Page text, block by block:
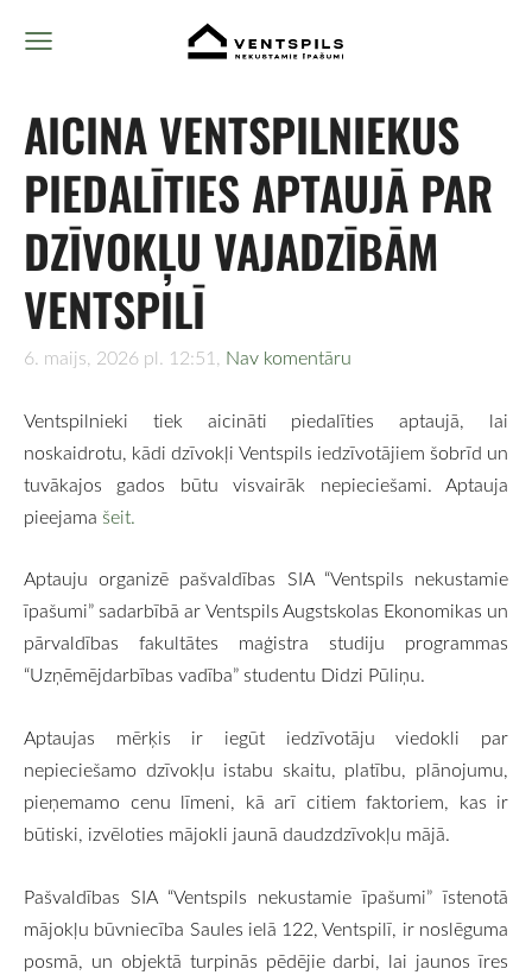
AICINA VENTSPILNIEKUS
PIEDALĪTIES APTAUJĀ PAR
DZĪVOKĻU VAJADZĪBĀM
VENTSPILĪ
6. maijs, 2026 pl. 12:51, Nav komentāru
Ventspilnieki tiek aicināti piedalīties aptaujā, lai
noskaidrotu, kādi dzīvokļi Ventspils iedzīvotājiem šobrīd un
tuvākajos gados būtu visvairāk nepieciešami. Aptauja
pieejama šeit.
Aptauju organizē pašvaldības SIA “Ventspils nekustamie
īpašumi” sadarbībā ar Ventspils Augstskolas Ekonomikas un
pārvaldības fakultātes maģistra studiju programmas
“Uzņēmējdarbības vadība” studentu Didzi Pūliņu.
Aptaujas mērķis ir iegūt iedzīvotāju viedokli par
nepieciešamo dzīvokļu istabu skaitu, platību, plānojumu,
pieņemamo cenu līmeni, kā arī citiem faktoriem, kas ir
būtiski, izvēloties mājokli jaunā daudzdzīvokļu mājā.
Pašvaldības SIA “Ventspils nekustamie īpašumi” īstenotā
mājokļu būvniecība Saules ielā 122, Ventspilī, ir noslēguma
posmā, un objektā turpinās pēdējie darbi, lai jaunos īres